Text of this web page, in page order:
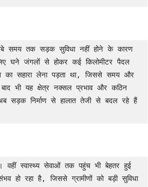
घने जंगलों से होकर कई किलोमीटर पैदल
का सहारा लेना पड़ता था, जिससे समय और
भी यह क्षेत्र नक्सल प्रभाव और कठिन
अब सड़क निर्माण से हालात तेजी से बदल रहे हैं
हो रहा है, जिससे ग्रामीणों को बड़ी सुविधा